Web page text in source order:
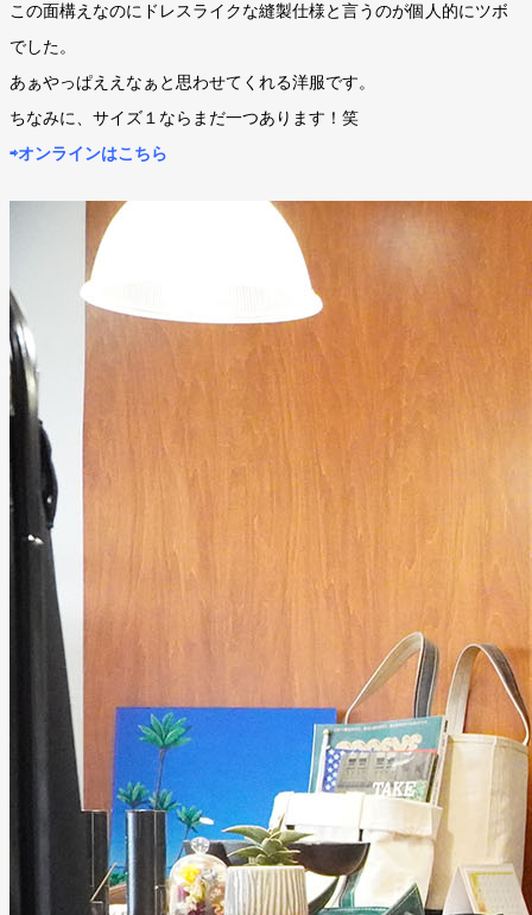
この面構えなのにドレスライクな縫製仕様と言うのが個人的にツボ
でした。
あぁやっぱええなぁと思わせてくれる洋服です。
ちなみに、サイズ１ならまだ一つあります！笑
⇨オンラインはこちら